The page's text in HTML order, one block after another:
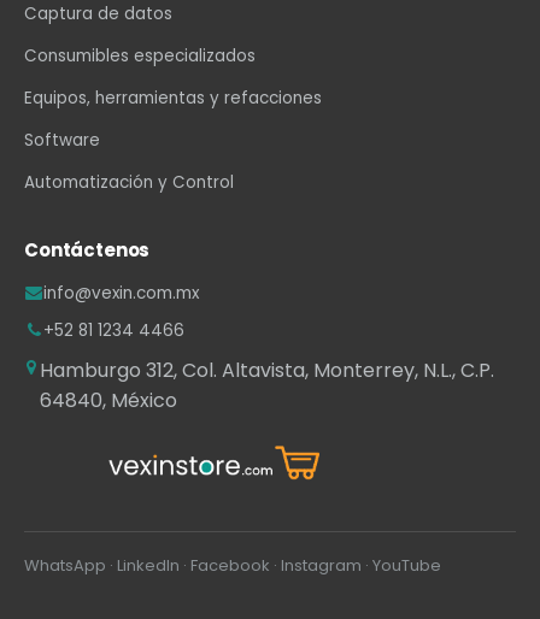
Captura de datos
Consumibles especializados
Equipos, herramientas y refacciones
Software
Automatización y Control
Contáctenos
info@vexin.com.mx
+52 81 1234 4466
Hamburgo 312, Col. Altavista, Monterrey, N.L., C.P.
64840, México
WhatsApp · LinkedIn · Facebook · Instagram · YouTube